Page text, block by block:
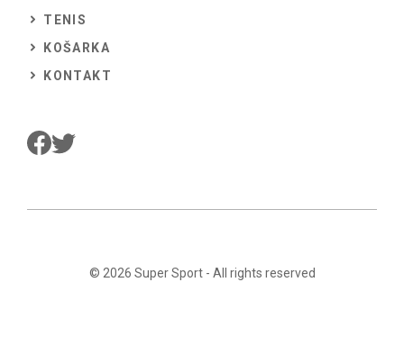
TENIS
KOŠARKA
KONTAKT
© 2026 Super Sport- All rights reserved